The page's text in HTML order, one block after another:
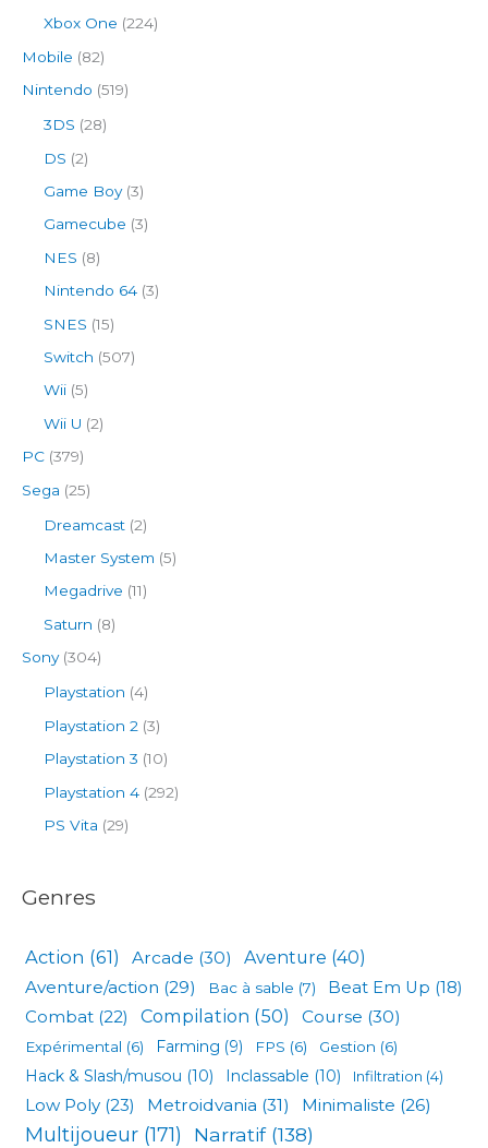
Xbox One (224)
Mobile (82)
Nintendo (519)
3DS (28)
DS (2)
Game Boy(3)
Gamecube (3)
NES (8)
Nintendo 64 (3)
SNES (15)
Switch (507)
Wii (5)
Wii U (2)
PC (379)
Sega (25)
Dreamcast (2)
Master System (5)
Megadrive (11)
Saturn (8)
Sony(304)
Playstation (4)
Playstation 2 (3)
Playstation 3 (10)
Playstation 4 (292)
PS Vita (29)
Genres
Action (61) Arcade (30) Aventure (40)
Aventure/action (29) Bac à sable (7) Beat Em Up (18)
Combat (22) Compilation (50) Course (30)
Expérimental (6) Farming (9) FPS (6) Gestion (6)
Hack & Slash/musou (10) Inclassable (10) Infiltration (4)
Low Poly (23) Metroidvania (31) Minimaliste (26)
Multijoueur (171) Narratif(138)